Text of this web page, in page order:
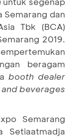
Semarang dan
Tbk (BCA)
2019.
beragam
booth dealer
beverages
Semarang
Setiaatmadja